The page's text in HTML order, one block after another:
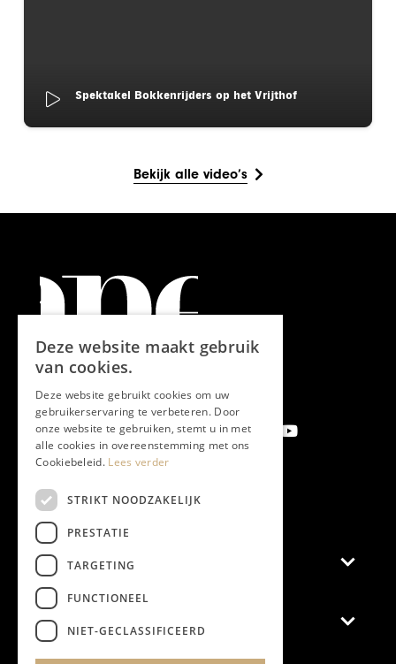
Spektakel Bokkenrijders op het Vrijthof
Bekijk alle video’s
Aanmelden nieuwsbrief
Magazine
Adverteren
Deze website maakt gebruik
van cookies.
Deze website gebruikt cookies om uw
gebruikerservaring te verbeteren. Door
onze website te gebruiken, stemt u in met
alle cookies in overeenstemming met ons
Cookiebeleid. Lees verder
STRIKT NOODZAKELIJK
PRESTATIE
TARGETING
FUNCTIONEEL
NIET-GECLASSIFICEERD